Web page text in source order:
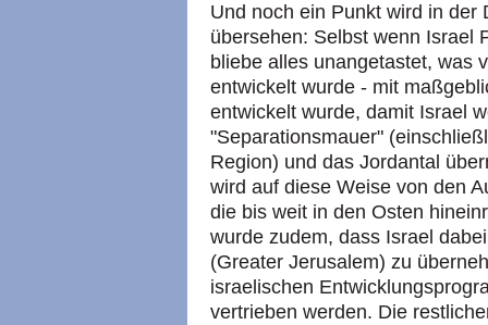
Und noch ein Punkt wird in der
übersehen: Selbst wenn Israel
bliebe alles unangetastet, was
entwickelt wurde - mit
entwickelt wurde, damit Israel
"Separationsmauer"
Region) und das Jordantal
wird auf diese Weise von den
die bis weit in den Osten
wurde zudem, dass Israel
(Greater Jerusalem) zu
israelischen
vertrieben werden. Die